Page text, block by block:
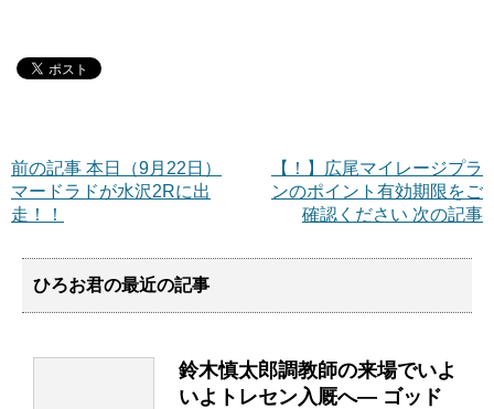
【！】広尾マイレージプラ
ンのポイント有効期限をご
確認ください 次の記事
前の記事 本日（9月22日）
マードラドが水沢2Rに出
走！！
ひろお君の最近の記事
鈴木慎太郎調教師の来場でいよ
いよトレセン入厩へ― ゴッド